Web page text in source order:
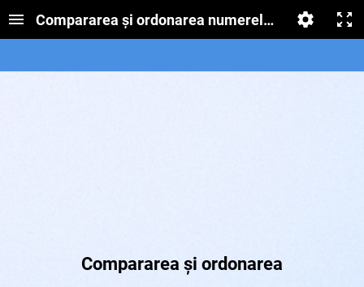
Compararea și ordonarea numerelor naturale de
Compararea și ordonarea